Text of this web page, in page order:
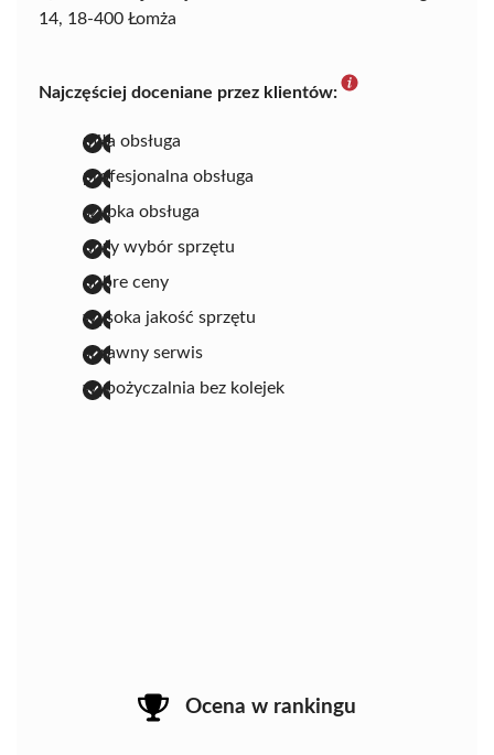
14, 18-400 Łomża
Najczęściej doceniane przez klientów:
miła obsługa
profesjonalna obsługa
szybka obsługa
duży wybór sprzętu
dobre ceny
wysoka jakość sprzętu
sprawny serwis
wypożyczalnia bez kolejek
Ocena w rankingu